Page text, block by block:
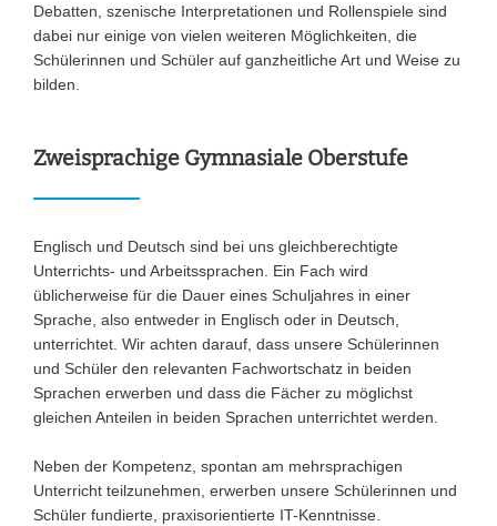
Debatten, szenische Interpretationen und Rollenspiele sind
dabei nur einige von vielen weiteren Möglichkeiten, die
Schülerinnen und Schüler auf ganzheitliche Art und Weise zu
bilden.
Zweisprachige Gymnasiale Oberstufe
Englisch und Deutsch sind bei uns gleichberechtigte
Unterrichts- und Arbeitssprachen. Ein Fach wird
üblicherweise für die Dauer eines Schuljahres in einer
Sprache, also entweder in Englisch oder in Deutsch,
unterrichtet. Wir achten darauf, dass unsere Schülerinnen
und Schüler den relevanten Fachwortschatz in beiden
Sprachen erwerben und dass die Fächer zu möglichst
gleichen Anteilen in beiden Sprachen unterrichtet werden.
Neben der Kompetenz, spontan am mehrsprachigen
Unterricht teilzunehmen, erwerben unsere Schülerinnen und
Schüler fundierte, praxisorientierte IT-Kenntnisse.